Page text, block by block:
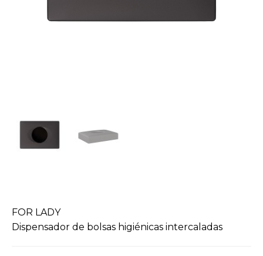
FOR LADY
Dispensador de bolsas higiénicas intercaladas